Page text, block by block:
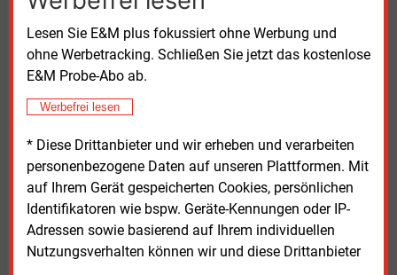
Lesen Sie E&M plus fokussiert ohne Werbung und
ohne Werbetracking. Schließen Sie jetzt das kostenlose
E&M Probe-Abo ab.
Werbefrei lesen
* Diese Drittanbieter und wir erheben und verarbeiten
personenbezogene Daten auf unseren Plattformen. Mit
auf Ihrem Gerät gespeicherten Cookies, persönlichen
Identifikatoren wie bspw. Geräte-Kennungen oder IP-
Adressen sowie basierend auf Ihrem individuellen
Nutzungsverhalten können wir und diese Drittanbieter
9.040 Kilometern entstehen. Derzeit sind 506
Kilometer umgestellte Leitungen und 19 Kilometer
neu gebaute Leitungen betriebsbereit. Damit stehen
noch mehr als 8.500 Kilometer für Umstellung oder
Nutzung von H2 kommt langsam
Auch die industrielle Nutzung von Wasserstoff
befindet sich überwiegend in einem frühen Stadium.
Deutschlandweit sind laut Monitor 73
Projekte in
Betrieb, betriebsbereit, im Bau oder in Planung. Die